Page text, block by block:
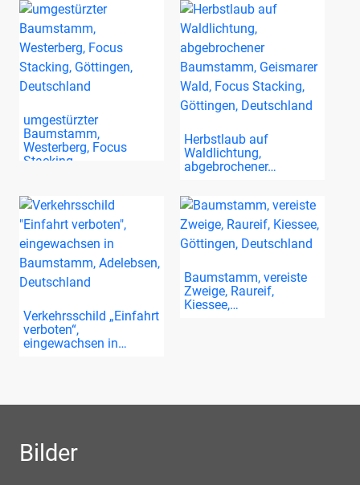
umgestürzter
Baumstamm,
Westerberg, Focus
Stacking,…
Herbstlaub auf
Waldlichtung,
abgebrochener…
Verkehrsschild „Einfahrt
verboten“,
eingewachsen in…
Baumstamm, vereiste
Zweige, Raureif,
Kiessee,…
Bilder